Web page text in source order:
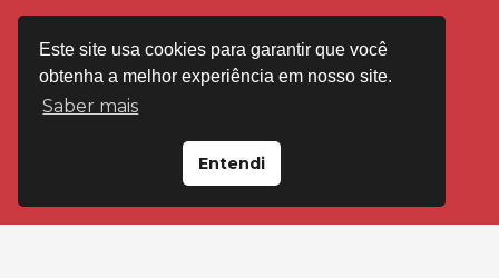
Este site usa cookies para garantir que você
obtenha a melhor experiência em nosso site.
Saber mais
Entendi